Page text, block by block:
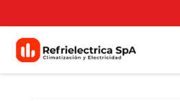
al contenido